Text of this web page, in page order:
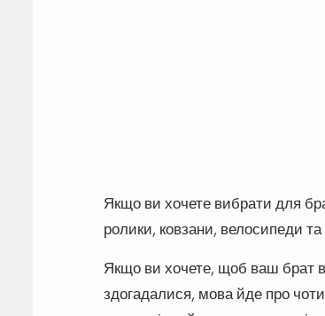
Якщо ви хочете вибрати для
ролики, ковзани, велосипеди та
Якщо ви хочете, щоб ваш брат
здогадалися, мова йде про